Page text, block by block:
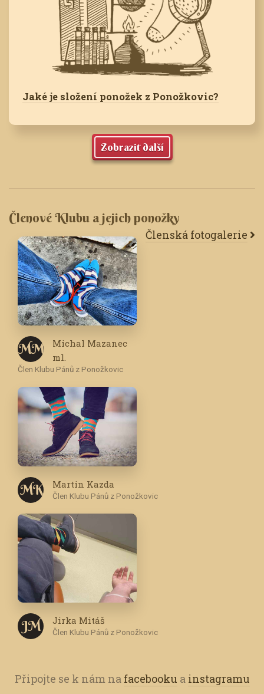
Jaké je složení ponožek z Ponožkovic?
Zobrazit další
Členové Klubu a jejich ponožky
Členská fotogalerie
M M
Michal Mazanec
ml.
Člen Klubu Pánů z Ponožkovic
M K Martin Kazda
Člen Klubu Pánů z Ponožkovic
J M Jirka Mitáš
Člen Klubu Pánů z Ponožkovic
Připojte se k nám na facebooku a instagramu